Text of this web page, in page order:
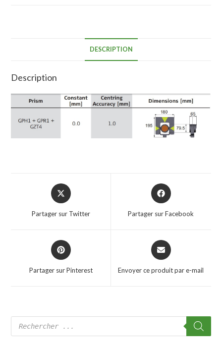
DESCRIPTION
Description
Partager sur Twitter Partager sur Facebook
Partager sur Pinterest Envoyer ce produit par e-mail